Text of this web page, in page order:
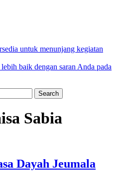
untuk menunjang kegiatan
baik dengan saran Anda pada
Sabia
Dayah Jeumala